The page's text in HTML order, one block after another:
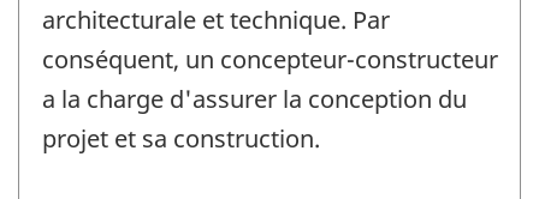
architecturale et technique. Par
conséquent, un concepteur-constructeur
a la charge d'assurer la conception du
projet et sa construction.